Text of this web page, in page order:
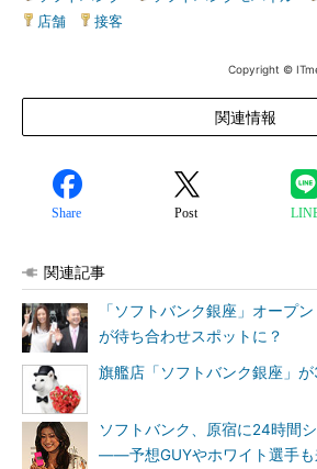
店舗
接客
Copyright ©
関連情報
Share Post
関連記事
「ソフトバンク銀座」オープ
が待ち合わせスポットに？
旗艦店「ソフトバンク銀座」
ソフトバンク、原宿に24時間
――予想GUYやホワイト選手も